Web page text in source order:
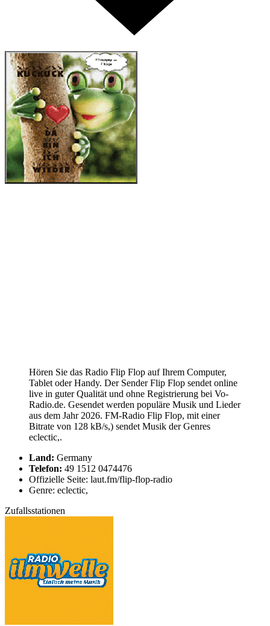
Hören Sie das Radio Flip Flop auf Ihrem Computer,
Tablet oder Handy. Der Sender Flip Flop sendet online
live in guter Qualität und ohne Registrierung bei Vo-
Radio.de. Gesendet werden populäre Musik und Lieder
aus dem Jahr 2026. FM-Radio Flip Flop, mit einer
Bitrate von 128 kB/s,) sendet Musik der Genres
eclectic,.
Land: Germany
Telefon: 49 1512 0474476
Offizielle Seite: laut.fm/flip-flop-radio
Genre: eclectic,
Zufallsstationen